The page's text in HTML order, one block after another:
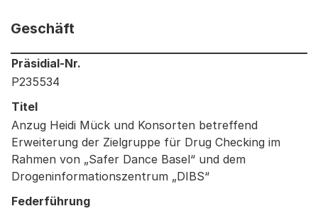
Geschäft
Informationen zum Ausgewählten Geschäft
Präsidial-Nr.
P235534
Titel
Anzug Heidi Mück und Konsorten betreffend
Erweiterung der Zielgruppe für Drug Checking im
Rahmen von „Safer Dance Basel“ und dem
Drogeninformationszentrum „DIBS“
Federführung